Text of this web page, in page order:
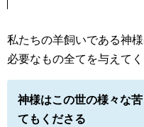
私たちの羊飼いである神
必要なもの全てを与えて
神様はこの世の様々な
てもくださる